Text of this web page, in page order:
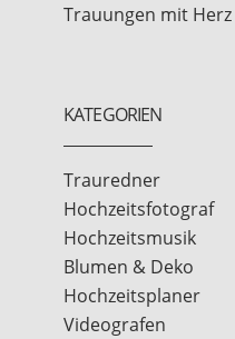
Trauungen mit
KATEGORIEN
Trauredner
Hochzeitsfotograf
Hochzeitsmusik
Blumen & Deko
Hochzeitsplaner
Videografen